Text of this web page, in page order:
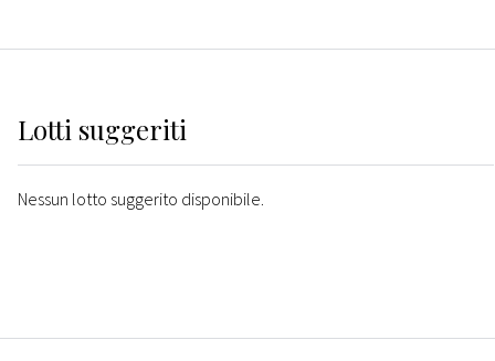
Lotti suggeriti
Nessun lotto suggerito disponibile.